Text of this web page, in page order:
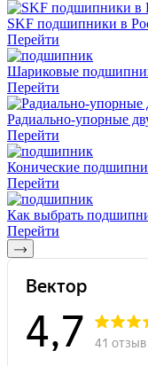
SKF подшипники в
Перейти
Шариковые
Перейти
Радиально-упорные
Перейти
Конические
Перейти
Как выбрать
Перейти